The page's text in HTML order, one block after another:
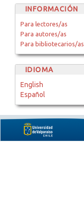
INFORMACIÓN
Para lectores/as
Para autores/as
Para bibliotecarios/as
IDIOMA
English
Español